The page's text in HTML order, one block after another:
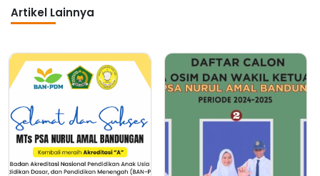
Artikel Lainnya